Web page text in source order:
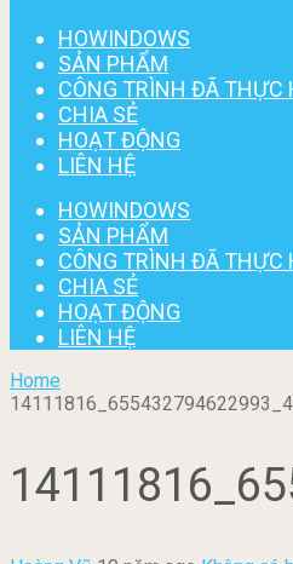
HOWINDOWS
SẢN PHẨM
CÔNG TRÌNH ĐÃ THỰC
CHIA SẺ
HOẠT ĐỘNG
LIÊN HỆ
HOWINDOWS
SẢN PHẨM
CÔNG TRÌNH ĐÃ THỰC
CHIA SẺ
HOẠT ĐỘNG
LIÊN HỆ
Home